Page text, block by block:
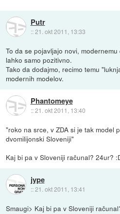
Putr
::21. okt 2011, 13:33
To da se pojavljajo novi,
lahko samo pozitivno.
Tako da dodajmo, recimo temu
modernih modelov.
Phantomeye
::21. okt 2011, 13:40
"roko na srce, v ZDA si je tak model
dvomilijonski Sloveniji"
Kaj bi pa v Sloveniji računal? 24ur?
jype
::21. okt 2011, 13:41
Smaugi> Kaj bi pa v Sloveniji